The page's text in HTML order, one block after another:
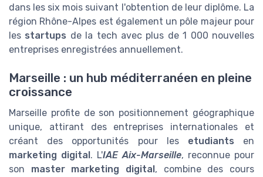
dans les six mois suivant l'obtention de leur diplôme. La
région Rhône-Alpes est également un pôle majeur pour
les startups de la tech avec plus de 1 000 nouvelles
entreprises enregistrées annuellement.
Marseille : un hub méditerranéen en pleine
croissance
Marseille profite de son positionnement géographique
unique, attirant des entreprises internationales et
créant des opportunités pour les etudiants en
marketing digital . L'IAE Aix-Marseille, reconnue pour
son master marketing digital , combine des cours